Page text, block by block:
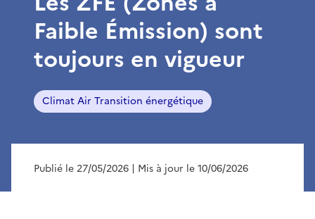
Faible Émission) sont
toujours en vigueur
Climat Air Transition énergétique
Publié le 27/05/2026 | Mis à jour le 10/06/2026